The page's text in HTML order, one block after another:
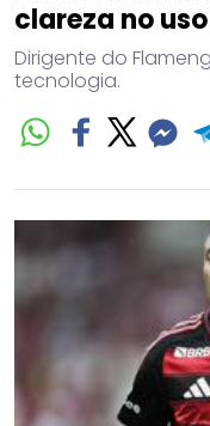
clareza no
Dirigente do
tecnologia.